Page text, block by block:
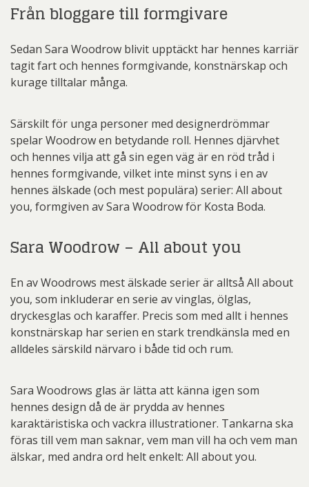
Från bloggare till formgivare
Sedan Sara Woodrow blivit upptäckt har hennes karriär
tagit fart och hennes formgivande, konstnärskap och
kurage tilltalar många.
Särskilt för unga personer med designerdrömmar
spelar Woodrow en betydande roll. Hennes djärvhet
och hennes vilja att gå sin egen väg är en röd tråd i
hennes formgivande, vilket inte minst syns i en av
hennes älskade (och mest populära) serier: All about
you, formgiven av Sara Woodrow för Kosta Boda.
Sara Woodrow – All about you
En av Woodrows mest älskade serier är alltså All about
you, som inkluderar en serie av vinglas, ölglas,
dryckesglas och karaffer. Precis som med allt i hennes
konstnärskap har serien en stark trendkänsla med en
alldeles särskild närvaro i både tid och rum.
Sara Woodrows glas är lätta att känna igen som
hennes design då de är prydda av hennes
karaktäristiska och vackra illustrationer. Tankarna ska
föras till vem man saknar, vem man vill ha och vem man
älskar, med andra ord helt enkelt: All about you.